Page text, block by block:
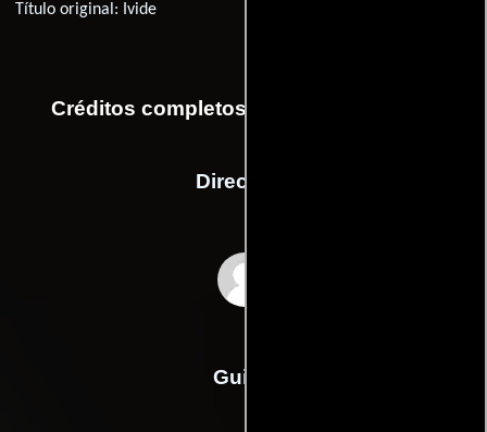
Título original: Ivide
Créditos completos de la película Ivide
Dirección
Guión